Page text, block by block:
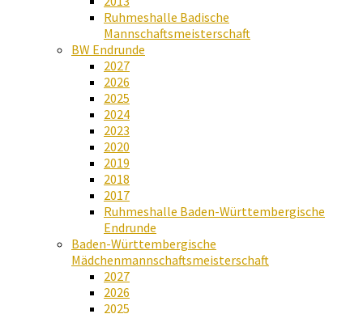
Ruhmeshalle Badische
Mannschaftsmeisterschaft
BW Endrunde
2027
2026
2025
2024
2023
2020
2019
2018
2017
Ruhmeshalle Baden-Württembergische
Endrunde
Baden-Württembergische
Mädchenmannschaftsmeisterschaft
2027
2026
2025